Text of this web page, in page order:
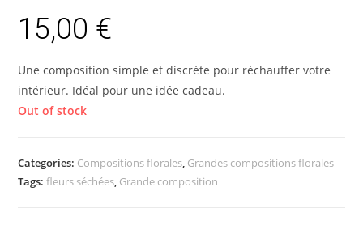
15,00 €
Une composition simple et discrète pour réchauffer votre
intérieur. Idéal pour une idée cadeau.
Out of stock
Categories: Compositions florales, Grandes compositions florales
Tags:fleurs séchées, Grande composition